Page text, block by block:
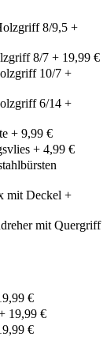
8/9,5 +
8/7 + 19,99 €
10/7 +
6/14 +
+ 9,99 €
+ 4,99 €
mit Deckel +
mit Quergriff
€
19,99 €
€